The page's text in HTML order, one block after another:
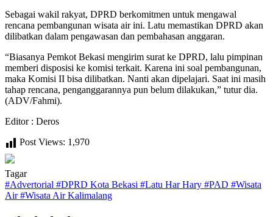
Sebagai wakil rakyat, DPRD berkomitmen untuk mengawal
rencana pembangunan wisata air ini. Latu memastikan DPRD akan
dilibatkan dalam pengawasan dan pembahasan anggaran.
“Biasanya Pemkot Bekasi mengirim surat ke DPRD, lalu pimpinan
memberi disposisi ke komisi terkait. Karena ini soal pembangunan,
maka Komisi II bisa dilibatkan. Nanti akan dipelajari. Saat ini masih
tahap rencana, penganggarannya pun belum dilakukan,” tutur dia.
(ADV/Fahmi).
Editor : Deros
Post Views: 1,970
Tagar
#Advertorial #DPRD Kota Bekasi #Latu Har Hary #PAD #Wisata
Air#Wisata Air Kalimalang